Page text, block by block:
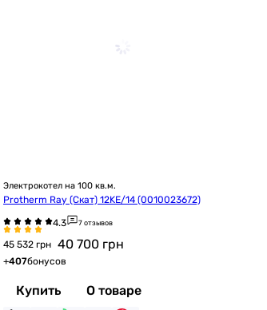
Электрокотел на 100 кв.м.
Protherm Ray (Скат) 12KE/14 (0010023672)
7 отзывов
45 532 грн 40 700 грн
+407бонусов
Купить О товаре